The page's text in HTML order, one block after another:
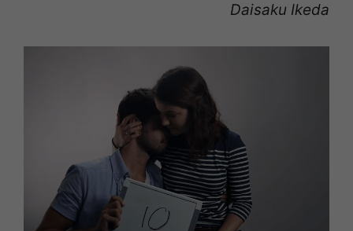
Daisaku Ikeda